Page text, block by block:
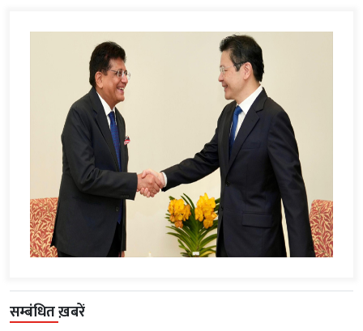
सम्बंधित ख़बरें